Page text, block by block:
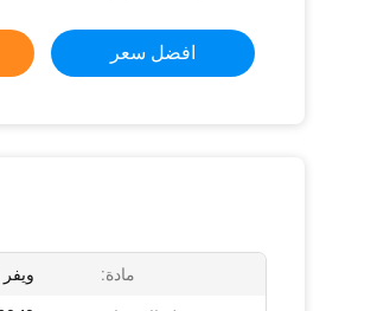
افضل سعر
مادة: